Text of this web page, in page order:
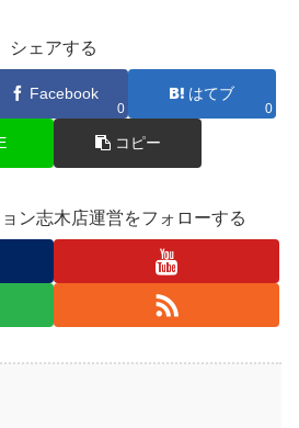
シェアする
Facebook
0
はてブ
0
コピー
ン志木店運営をフォローする